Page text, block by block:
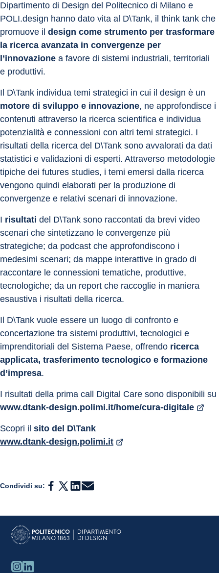
Dipartimento di Design del Politecnico di Milano e
POLI.design hanno dato vita al D\Tank, il think tank che
promuove il design come strumento per trasformare
la ricerca avanzata in convergenze per
l’innovazione a favore di sistemi industriali, territoriali
e produttivi.
Il D\Tank individua temi strategici in cui il design è un
motore di sviluppo e innovazione, ne approfondisce i
contenuti attraverso la ricerca scientifica e individua
potenzialità e connessioni con altri temi strategici. I
risultati della ricerca del D\Tank sono avvalorati da dati
statistici e validazioni di esperti. Attraverso metodologie
tipiche dei futures studies, i temi emersi dalla ricerca
vengono quindi elaborati per la produzione di
convergenze e relativi scenari di innovazione.
I risultati del D\Tank sono raccontati da brevi video
scenari che sintetizzano le convergenze più
strategiche; da podcast che approfondiscono i
medesimi scenari; da mappe interattive in grado di
raccontare le connessioni tematiche, produttive,
tecnologiche; da un report che raccoglie in maniera
esaustiva i risultati della ricerca.
Il D\Tank vuole essere un luogo di confronto e
concertazione tra sistemi produttivi, tecnologici e
imprenditoriali del Sistema Paese, offrendo ricerca
applicata, trasferimento tecnologico e formazione
d’impresa.
I risultati della prima call Digital Care sono disponibili su
www.dtank-design.polimi.it/home/cura-digitale
Scopri il sito del D\Tank
www.dtank-design.polimi.it
Condividi su: